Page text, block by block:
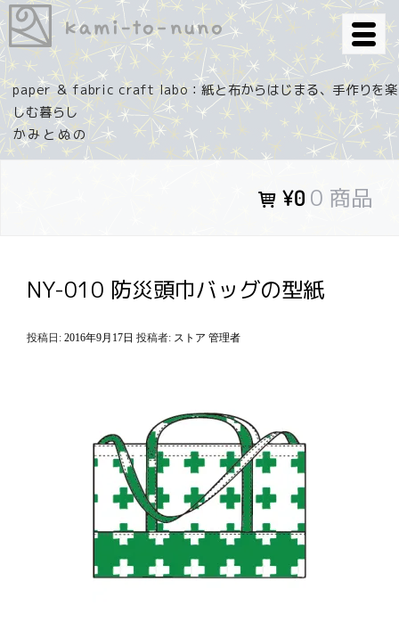
コ
ン
テ
ン
ツ
へ
ス
paper ＆ fabric craft labo：紙と布からはじまる、手作りを楽
しむ暮らし
¥0 0 商品
NY-010 防災頭巾バッグの型紙
投稿日: 2016年9月17日 投稿者: ストア 管理者